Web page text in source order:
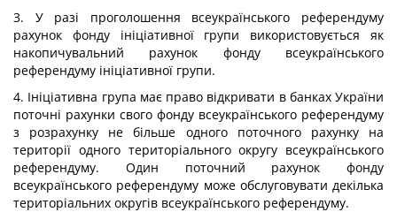
3. У разі проголошення всеукраїнського референдуму
рахунок фонду ініціативної групи використовується як
накопичувальний рахунок фонду всеукраїнського
референдуму ініціативної групи.
4. Ініціативна група має право відкривати в банках України
поточні рахунки свого фонду всеукраїнського референдуму
з розрахунку не більше одного поточного рахунку на
території одного територіального округу всеукраїнського
референдуму. Один поточний рахунок фонду
всеукраїнського референдуму може обслуговувати декілька
територіальних округів всеукраїнського референдуму.